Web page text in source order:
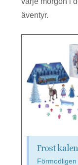
äventyr.
Frost